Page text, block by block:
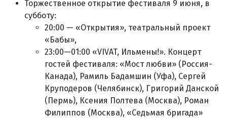
Торжественное открытие фестиваля 9 июня, в
субботу:
20:00 — «Открытия», театральный проект
«Бабы»,
23:00—01:00 «VIVAT, Ильмены!». Концерт
гостей фестиваля: «Мост любви» (Россия-
Канада), Рамиль Бадамшин (Уфа), Сергей
Круподеров (Челябинск), Григорий Данской
(Пермь), Ксения Полтева (Москва), Роман
Филиппов (Москва), «Седьмая бригада»